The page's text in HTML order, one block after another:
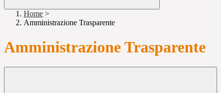
Home >
Amministrazione Trasparente
Amministrazione Trasparente